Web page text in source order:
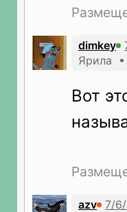
dimkey
Ярила •
Вот
azv